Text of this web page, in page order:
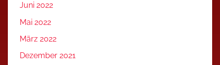
Juni 2022
Mai 2022
März 2022
Dezember 2021